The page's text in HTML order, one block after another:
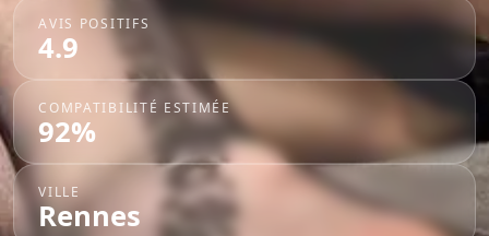
AVIS POSITIFS
4.9
COMPATIBILITÉ ESTIMÉE
92%
VILLE
Rennes